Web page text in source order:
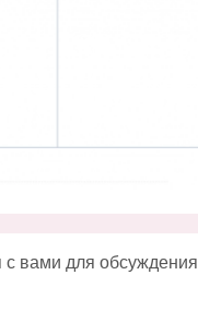
с вами для обсуждения